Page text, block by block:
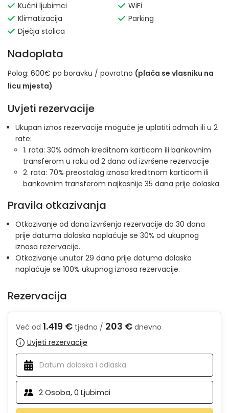
Kućni ljubimci
Klimatizacija
Dječja stolica
WiFi
Parking
Nadoplata
Polog: 600€ po boravku / povratno (plaća se vlasniku na
licu mjesta)
Uvjeti rezervacije
Ukupan iznos rezervacije moguće je uplatiti odmah ili u 2
rate:
1. rata: 30% odmah kreditnom karticom ili bankovnim
transferom u roku od 2 dana od izvršene rezervacije
2. rata: 70% preostalog iznosa kreditnom karticom ili
bankovnim transferom najkasnije 35 dana prije dolaska.
Pravila otkazivanja
Otkazivanje od dana izvršenja rezervacije do 30 dana
prije datuma dolaska naplaćuje se 30% od ukupnog
iznosa rezervacije.
Otkazivanje unutar 29 dana prije datuma dolaska
naplaćuje se 100% ukupnog iznosa rezervacije.
Rezervacija
Već od 1.419 € tjedno / 203 € dnevno
Uvjeti rezervacije
2Osoba,0 Ljubimci